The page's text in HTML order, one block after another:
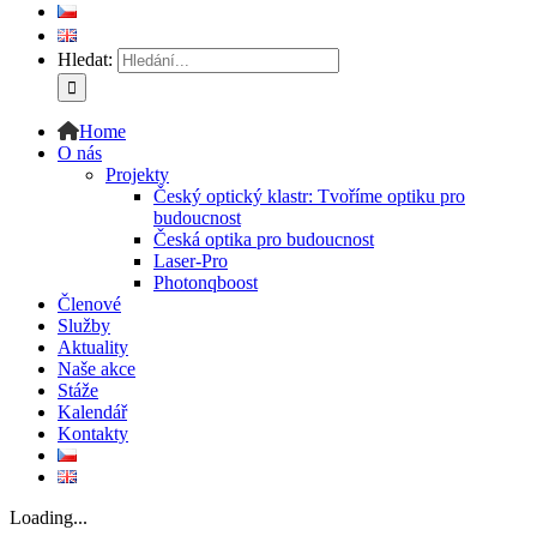
Hledat:
Home
O nás
Projekty
Český optický klastr: Tvoříme optiku pro
budoucnost
Česká optika pro budoucnost
Laser-Pro
Photonqboost
Členové
Služby
Aktuality
Naše akce
Stáže
Kalendář
Kontakty
Loading...